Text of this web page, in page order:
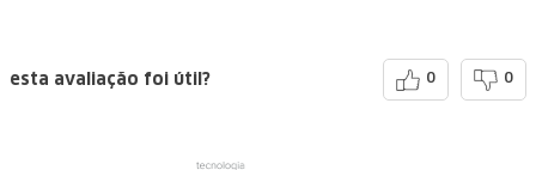
esta avaliação foi útil? 0 0